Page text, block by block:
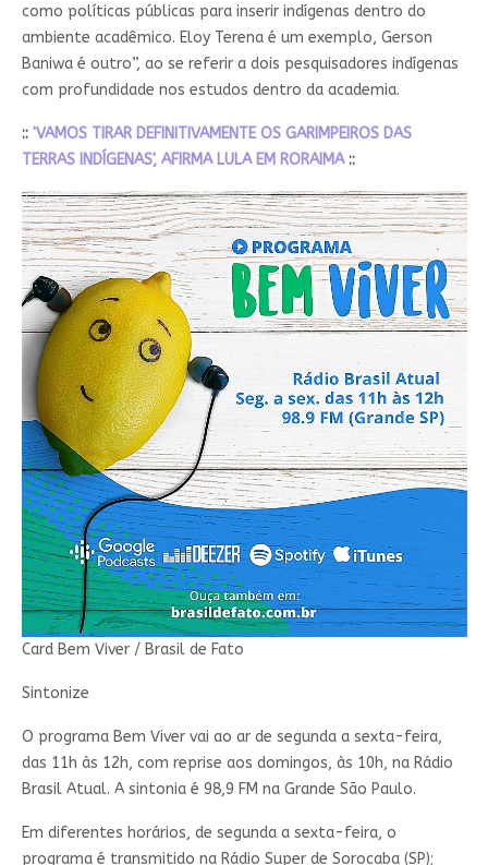
como políticas públicas para inserir indígenas dentro do
ambiente acadêmico. Eloy Terena é um exemplo, Gerson
Baniwa é outro”, ao se referir a dois pesquisadores indígenas
com profundidade nos estudos dentro da academia.
:: 'VAMOS TIRAR DEFINITIVAMENTE OS GARIMPEIROS DAS
TERRAS INDÍGENAS', AFIRMA LULA EM RORAIMA::
Card Bem Viver / Brasil de Fato
Sintonize
O programa Bem Viver vai ao ar de segunda a sexta-feira,
das 11h às 12h, com reprise aos domingos, às 10h, na Rádio
Brasil Atual. A sintonia é 98,9 FM na Grande São Paulo.
Em diferentes horários, de segunda a sexta-feira, o
programa é transmitido na Rádio Super de Sorocaba (SP);